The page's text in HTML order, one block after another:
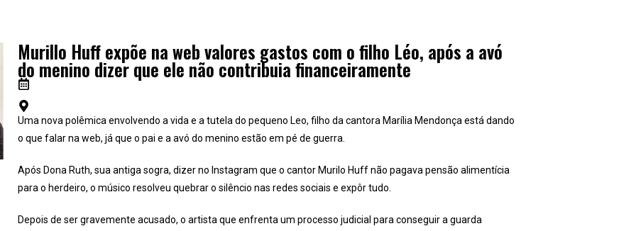
Murillo Huff expõe na web valores gastos com o filho Léo, após a avó
do menino dizer que ele não contribuia financeiramente
Uma nova polêmica envolvendo a vida e a tutela do pequeno Leo, filho da cantora Marília Mendonça está dando
o que falar na web, já que o pai e a avó do menino estão em pé de guerra.
Após Dona Ruth, sua antiga sogra, dizer no Instagram que o cantor Murilo Huff não pagava pensão alimentícia
para o herdeiro, o músico resolveu quebrar o silêncio nas redes sociais e expôr tudo.
Depois de ser gravemente acusado, o artista que enfrenta um processo judicial para conseguir a guarda